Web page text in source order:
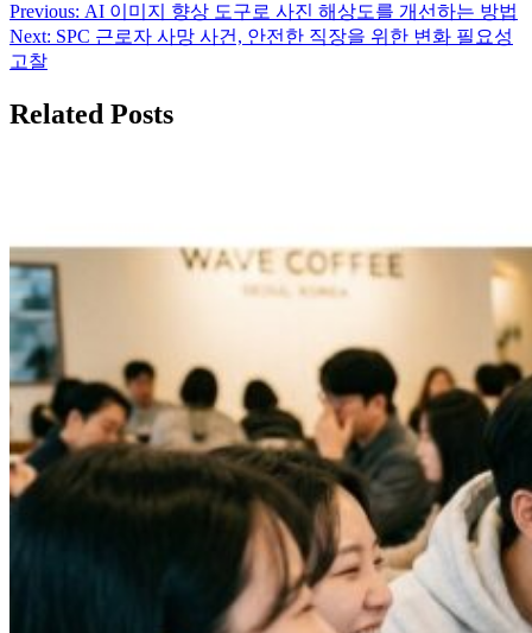
글
탐
Previous: AI 이미지 향상 도구로 사진 해상도를 개선하는 방법
Next: SPC 근로자 사망 사건, 안전한 직장을 위한 변화 필요성
고찰
Related Posts